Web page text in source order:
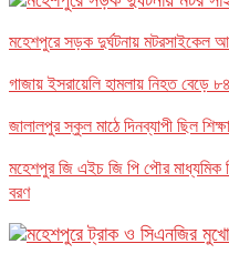
মহেশপুরে সড়ক দুর্ঘটনায় মটরসাইকেল
গাজায় ইসরায়েলি হামলায় নিহত বেড়ে ৮৪
জালালপুর স্কুল মাঠে দিনব্যাপী ছিল
মহেশপুর জি এইচ জি পি পৌর মাধ্যমিক
বরণ